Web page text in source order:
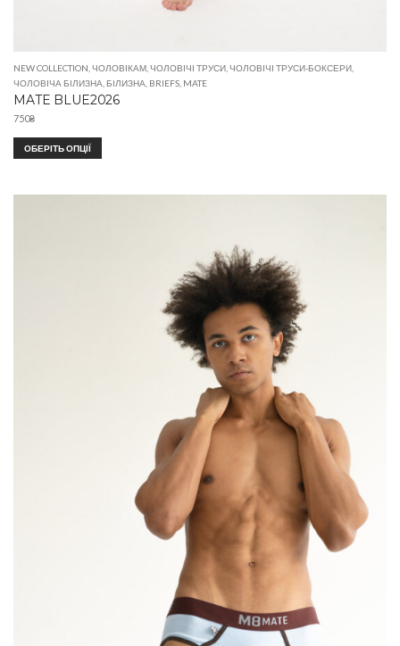
NEW COLLECTION,ЧОЛОВІКАМ,ЧОЛОВІЧІ ТРУСИ,ЧОЛОВІЧІ ТРУСИ-БОКСЕРИ,
ЧОЛОВІЧА БІЛИЗНА,БІЛИЗНА, BRIEFS, MATE
MATE BLUE2026
750₴
ОБЕРІТЬ ОПЦІЇ